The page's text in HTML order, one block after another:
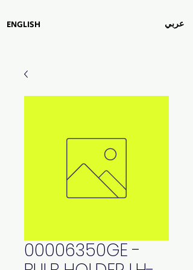
عربي ENGLISH
00006350GE -